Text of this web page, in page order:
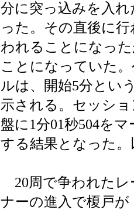
分に突っ込みを入
った。その直後に
われることになっ
ことになっていた
ルは、開始5分とい
示される。セッシ
盤に1分01秒504を
する結果となった
20周で争われたレ
ナーの進入で榎戸